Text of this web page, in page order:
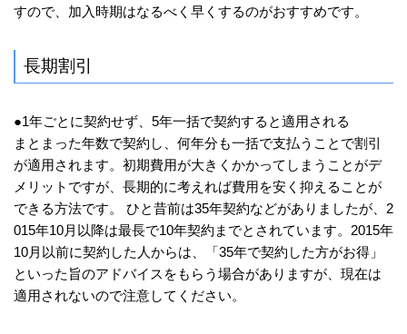
すので、加入時期はなるべく早くするのがおすすめです。
長期割引
●1年ごとに契約せず、5年一括で契約すると適用される
まとまった年数で契約し、何年分も一括で支払うことで割引
が適用されます。初期費用が大きくかかってしまうことがデ
メリットですが、長期的に考えれば費用を安く抑えることが
できる方法です。 ひと昔前は35年契約などがありましたが、2
015年10月以降は最長で10年契約までとされています。2015年
10月以前に契約した人からは、「35年で契約した方がお得」
といった旨のアドバイスをもらう場合がありますが、現在は
適用されないので注意してください。